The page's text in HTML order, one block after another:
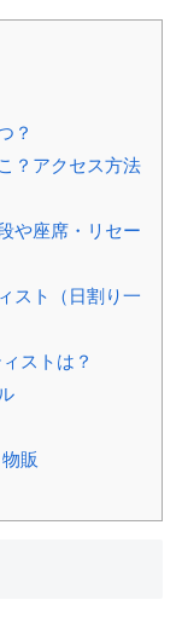
？
？アクセス方法
や座席・リセー
スト（日割り一
ストは？
販